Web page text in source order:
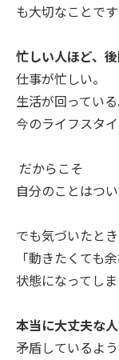
も大切なことです
忙しい人ほど、
仕事が忙しい。
生活が回っている
今のライフスタ
だからこそ
自分のことはつ
でも気づいたとき
「動きたくても
状態になってし
本当に大丈夫な
矛盾しているよう